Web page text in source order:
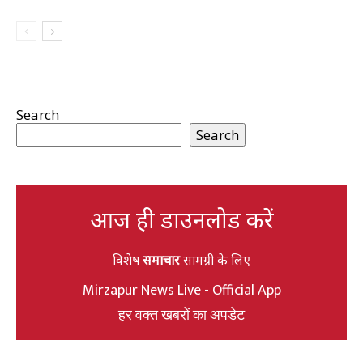
Search
Search
आज ही डाउनलोड करें
विशेषसमाचारसामग्री के लिए
Mirzapur News Live - Official App
हर वक्त खबरों का अपडेट